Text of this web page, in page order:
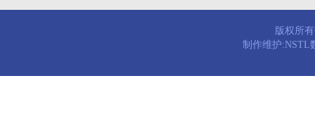
版权所
制作维护:NSTL